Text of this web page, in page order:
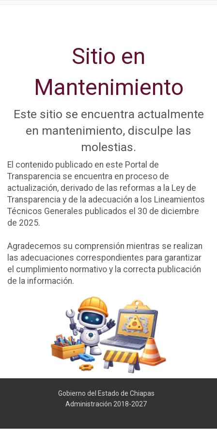
Sitio en
Mantenimiento
Este sitio se encuentra actualmente
en mantenimiento, disculpe las
molestias.
El contenido publicado en este Portal de
Transparencia se encuentra en proceso de
actualización, derivado de las reformas a la Ley de
Transparencia y de la adecuación a los Lineamientos
Técnicos Generales publicados el 30 de diciembre
de 2025.
Agradecemos su comprensión mientras se realizan
las adecuaciones correspondientes para garantizar
el cumplimiento normativo y la correcta publicación
de la información.
Gobierno del Estado de Chiapas
Administración 2018-2027